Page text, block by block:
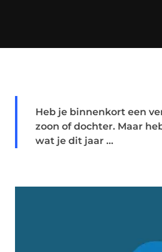
Heb je binnenkort een
zoon of dochter. Maar
wat je dit jaar ...